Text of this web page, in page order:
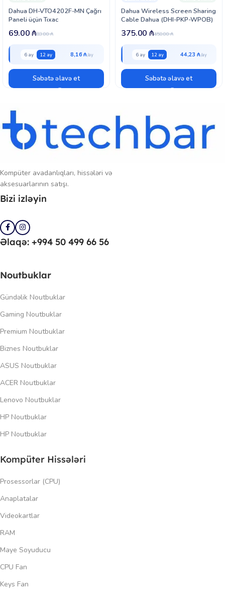
Dahua DH-VTO4202F-MN Çağrı
Paneli üçün Tıxac
83.00₼
69.00₼
6 ay 12 ay 8,16 ₼
Səbətə əlavə et
Dahua Wireless Screen Sharing
Cable Dahua (DHI-PKP-WPOB)
450.00₼
375.00 ₼
6 ay 12 ay 44,23 ₼
Səbətə əlavə et
Kompüter avadanlıqları, hissələri və
aksesuarlarının satışı.
Bizi izləyin
Əlaqə: +994 50 499 66 56
Noutbuklar
Gündəlik Noutbuklar
Gaming Noutbuklar
Premium Noutbuklar
Biznes Noutbuklar
ASUS Noutbuklar
ACER Noutbuklar
Lenovo Noutbuklar
HP Noutbuklar
HP Noutbuklar
Kompüter Hissələri
Prosessorlar (CPU)
Anaplatalar
Videokartlar
RAM
Maye Soyuducu
CPU Fan
Keys Fan